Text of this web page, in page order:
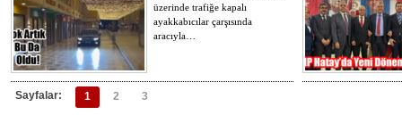
üzerinde trafiğe kapalı
ayakkabıcılar çarşısında
aracıyla…
Sayfalar: 1 2 3